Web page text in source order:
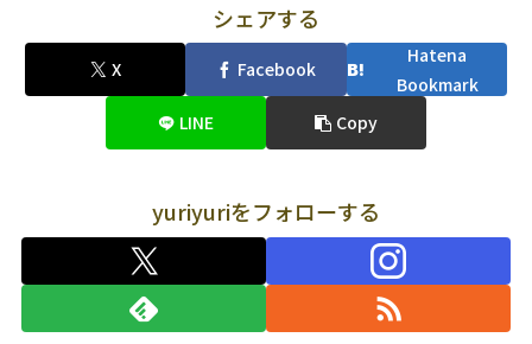
シェアする
X Facebook
Hatena
Bookmark
LINE
Copy
yuriyuriをフォローする